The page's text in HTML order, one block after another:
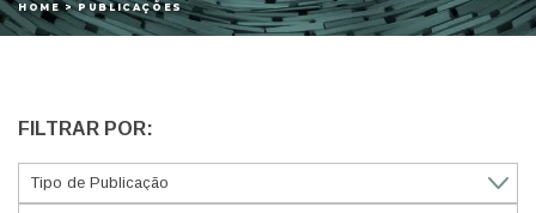
HOME > PUBLICAÇÕES
FILTRAR POR: